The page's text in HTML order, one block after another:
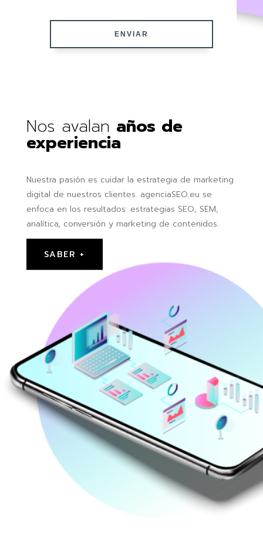
Nos avalan años de
experiencia
Nuestra pasión es cuidar la estrategia de marketing
digital de nuestros clientes. agenciaSEO.eu se
enfoca en los resultados: estrategias SEO, SEM,
analítica, conversión y marketing de contenidos.
SABER +